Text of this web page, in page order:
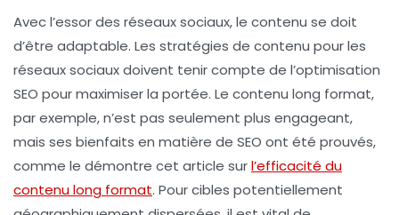
Avec l’essor des réseaux sociaux, le contenu se doit
d’être adaptable. Les stratégies de contenu pour les
réseaux sociauxdoivent tenir compte de l’optimisation
SEO pour maximiser la portée. Le contenu long format,
par exemple, n’est pas seulement plus engageant,
mais ses bienfaits en matière de SEO ont été prouvés,
comme le démontre cet article surl’efficacité du
contenu long format. Pour cibles potentiellement